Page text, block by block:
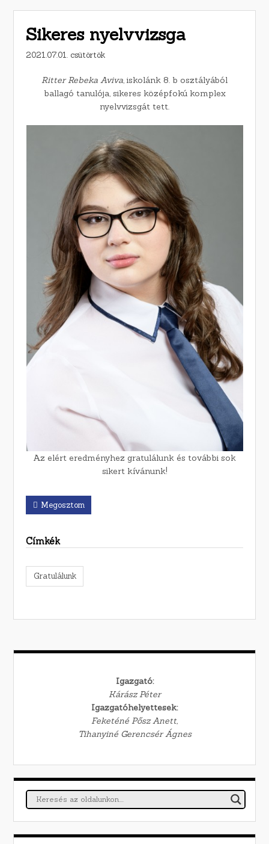
Sikeres nyelvvizsga
2021.07.01. csütörtök
Ritter Rebeka Aviva, iskolánk 8. b osztályából
ballagó tanulója, sikeres középfokú komplex
nyelvvizsgát tett.
Az elért eredményhez gratulálunk és további sok
sikert kívánunk!
Megosztom
Címkék
Gratulálunk
Igazgató:
Kárász Péter
Igazgatóhelyettesek:
Feketéné Pősz Anett,
Tihanyiné Gerencsér Ágnes